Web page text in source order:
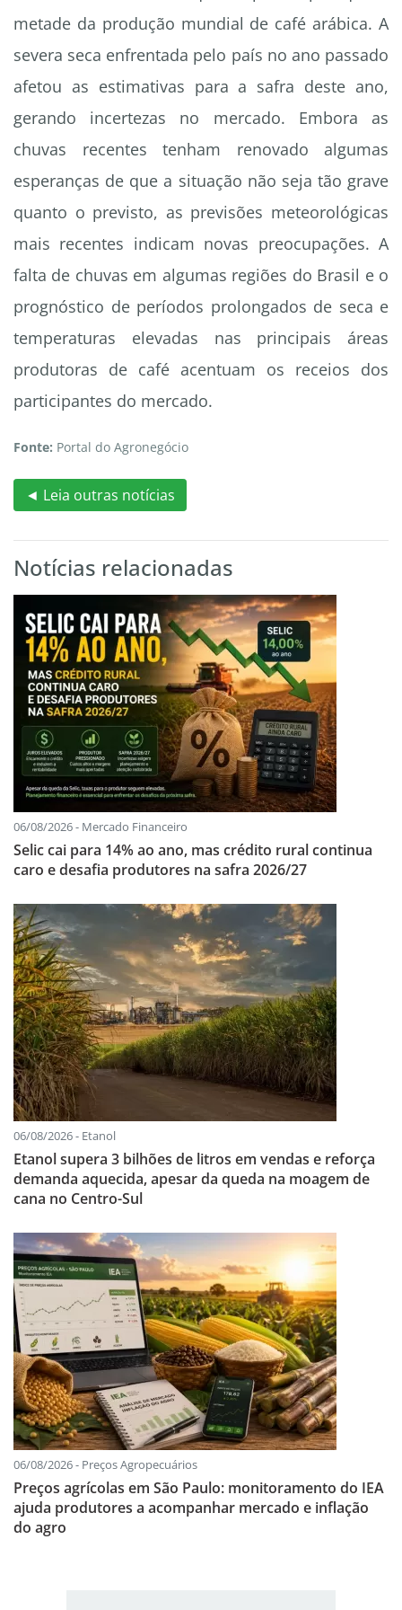
metade da produção mundial de café arábica. A
severa seca enfrentada pelo país no ano passado
afetou as estimativas para a safra deste ano,
gerando incertezas no mercado. Embora as
chuvas recentes tenham renovado algumas
esperanças de que a situação não seja tão grave
quanto o previsto, as previsões meteorológicas
mais recentes indicam novas preocupações. A
falta de chuvas em algumas regiões do Brasil e o
prognóstico de períodos prolongados de seca e
temperaturas elevadas nas principais áreas
produtoras de café acentuam os receios dos
participantes do mercado.
Fonte: Portal do Agronegócio
◄ Leia outras notícias
Notícias relacionadas
06/08/2026 - Mercado Financeiro
Selic cai para 14% ao ano, mas crédito rural continua
caro e desafia produtores na safra 2026/27
06/08/2026 - Etanol
Etanol supera 3 bilhões de litros em vendas e reforça
demanda aquecida, apesar da queda na moagem de
cana no Centro-Sul
06/08/2026 - Preços Agropecuários
Preços agrícolas em São Paulo: monitoramento do IEA
ajuda produtores a acompanhar mercado e inflação
do agro